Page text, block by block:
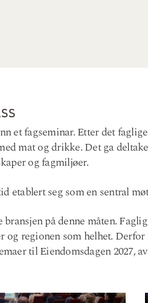
et fagseminar. Etter det
mat og drikke. Det ga
og fagmiljøer.
etablert seg som en sentral
på denne måten.
og regionen som helhet.
til Eiendomsdagen 2027,